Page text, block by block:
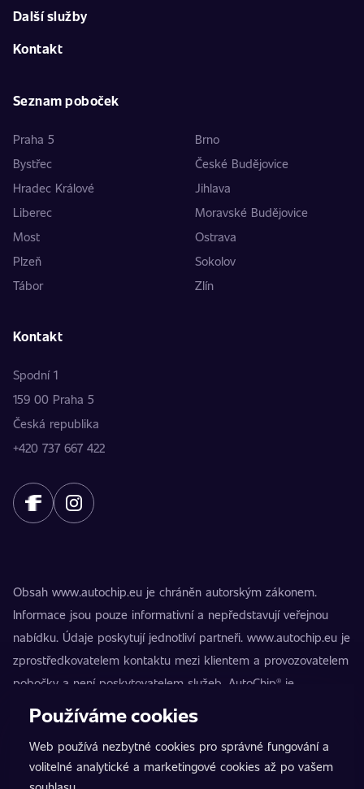
Další služby
Kontakt
Seznam poboček
Praha 5
Brno
Bystřec
České Budějovice
Hradec Králové
Jihlava
Liberec
Moravské Budějovice
Most
Ostrava
Plzeň
Sokolov
Tábor
Zlín
Kontakt
Spodní 1
159 00 Praha 5
Česká republika
+420 737 667 422
Obsah www.autochip.eu je chráněn autorským zákonem.
Informace jsou pouze informativní a nepředstavují veřejnou
nabídku. Údaje poskytují jednotliví partneři. www.autochip.eu je
zprostředkovatelem kontaktu mezi klientem a provozovatelem
pobočky a není poskytovatelem služeb. AutoChip® je
registrovaná ochranná známka Petra Kučery. Úpravy, které
nezpůsobilosti vozidla k provozu na pozemních komunikacích.
Přesné informace poskytuje vždy konkrétní provozovatel
Používáme cookies
Web používá nezbytné cookies pro správné fungování a
volitelné analytické a marketingové cookies až po vašem